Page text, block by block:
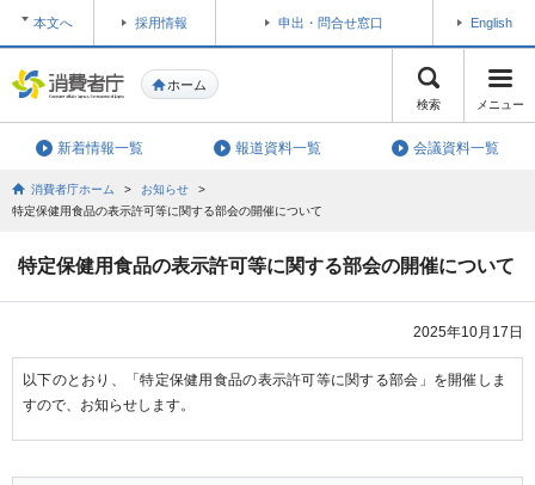
ホーム
本文へ 採用情報 申出・問合せ窓口 English
メニュー
検索
新着情報一覧 報道資料一覧 会議資料一覧
消費者庁ホーム > お知らせ
>
特定保健用食品の表示許可等に関する部会の開催について
特定保健用食品の表示許可等に関する部会の開催について
2025年10月17日
以下のとおり、「特定保健用食品の表示許可等に関する部会」を開催しま
すので、お知らせします。